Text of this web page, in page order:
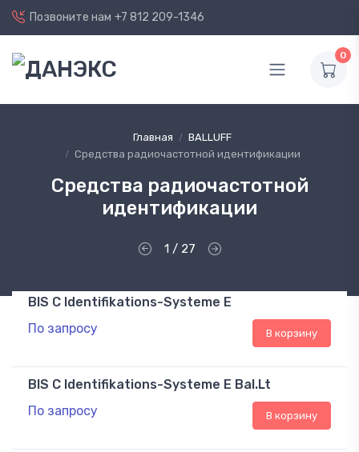
Позвоните нам +7 812 209-1346
0
Главная
BALLUFF
Средства радиочастотной идентификации
Средства радиочастотной
идентификации
1 / 27
BIS C Identifikations-Systeme E
По запросу
В корзину
BIS C Identifikations-Systeme E Bal.Lt
По запросу
В корзину